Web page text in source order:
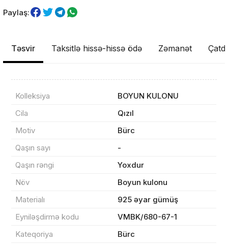
Paylaş:
Təsvir Taksitlə hissə-hissə ödə Zəmanət
Kolleksiya
BOYUN KULONU
Cila
Qızıl
Motiv
Bürc
Qaşın sayı
-
Qaşın rəngi
Yoxdur
Növ
Boyun kulonu
Materialı
925 əyar gümüş
Eyniləşdirmə kodu
VMBK/680-67-1
Kateqoriya
Bürc
Məhsul(lar) səbətə əlavə edildi
Sifarişin detalları
Məhsul toplam
Endirim